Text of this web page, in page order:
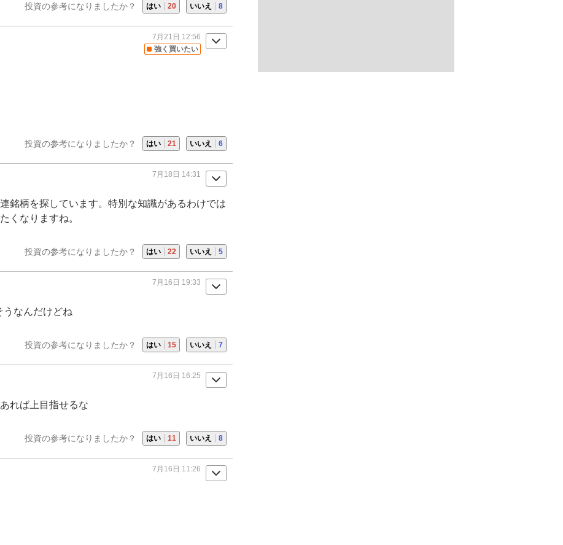
投資の参考になりましたか？ はい 20 いいえ 8
強く買いたい
7月21日 12:56
投資の参考になりましたか？ はい 21 いいえ 6
7月18日 14:31
銘柄を探しています。特別な知識があるわけでは
くなりますね。
投資の参考になりましたか？ はい 22 いいえ 5
7月16日 19:33
なんだけどね
投資の参考になりましたか？ はい 15 いいえ 7
7月16日 16:25
れば上目指せるな
投資の参考になりましたか？ はい 11 いいえ 8
7月16日 11:26